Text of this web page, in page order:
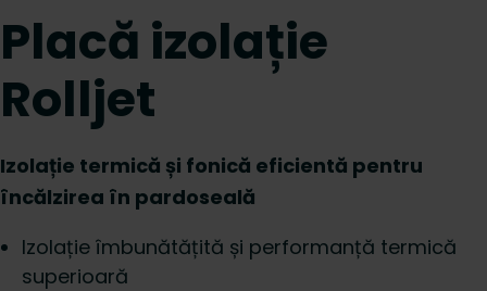
Placă izolație
Rolljet
Izolație termică și fonică eficientă pentru
încălzirea în pardoseală
Izolație îmbunătățită și performanță termică
superioară